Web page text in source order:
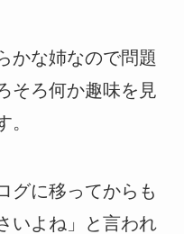
かな姉なので問題
そろ何か趣味を見
グに移ってからも
いよね」と言われ